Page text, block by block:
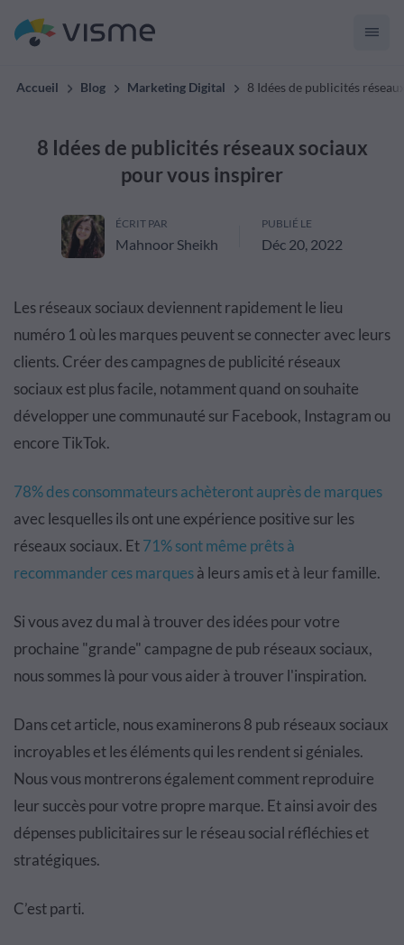
Accueil Blog Marketing Digital 8 Idées de publicités
8 Idées de publicités réseaux sociaux
pour vous inspirer
ÉCRIT PAR
Mahnoor Sheikh
PUBLIÉ LE
Déc 20, 2022
Les réseaux sociaux deviennent rapidement le lieu
numéro 1 où les marques peuvent se connecter avec leurs
clients. Créer des campagnes de publicité réseaux
sociaux est plus facile, notamment quand on souhaite
développer une communauté sur Facebook, Instagram ou
encore TikTok.
78% des consommateurs achèteront auprès de marques
avec lesquelles ils ont une expérience positive sur les
réseaux sociaux. Et71% sont même prêts à
recommander ces marquesà leurs amis et à leur famille.
Si vous avez du mal à trouver des idées pour votre
prochaine "grande" campagne de pub réseaux sociaux,
nous sommes là pour vous aider à trouver l'inspiration.
Dans cet article, nous examinerons 8 pub réseaux sociaux
incroyables et les éléments qui les rendent si géniales.
Nous vous montrerons également comment reproduire
leur succès pour votre propre marque. Et ainsi avoir des
dépenses publicitaires sur le réseau social réfléchies et
stratégiques.
C’est parti.